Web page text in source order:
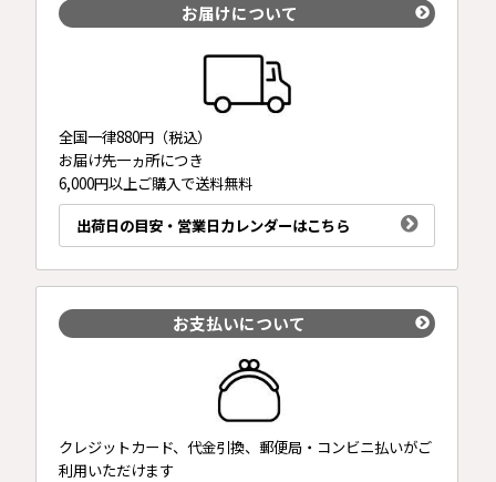
お届けについて
全国一律880円（税込）
お届け先一ヵ所につき
6,000円以上ご購入で送料無料
出荷日の目安・営業日カレンダーはこちら
お支払いについて
クレジットカード、代金引換、郵便局・コンビニ払いがご
利用いただけます